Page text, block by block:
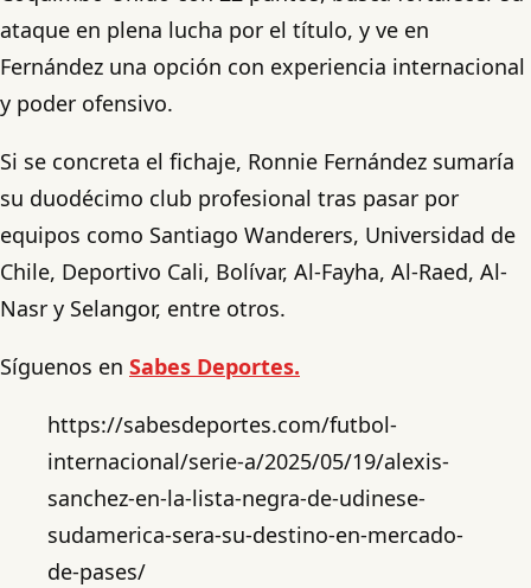
ataque en plena lucha por el título, y ve en
Fernández una opción con experiencia internacional
y poder ofensivo.
Si se concreta el fichaje, Ronnie Fernández sumaría
su duodécimo club profesional tras pasar por
equipos como Santiago Wanderers, Universidad de
Chile, Deportivo Cali, Bolívar, Al-Fayha, Al-Raed, Al-
Nasr y Selangor, entre otros.
Síguenos en Sabes Deportes.
https://sabesdeportes.com/futbol-
internacional/serie-a/2025/05/19/alexis-
sanchez-en-la-lista-negra-de-udinese-
sudamerica-sera-su-destino-en-mercado-
de-pases/